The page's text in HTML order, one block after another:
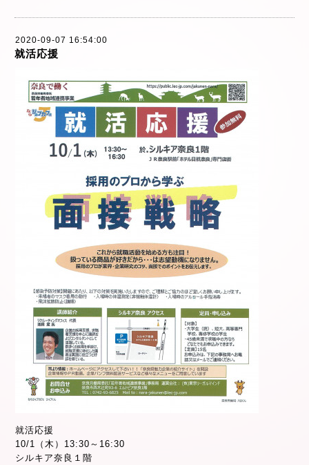
2020-09-07 16:54:00
就活応援
就活応援
10/1（木）13:30～16:30
シルキア奈良１階